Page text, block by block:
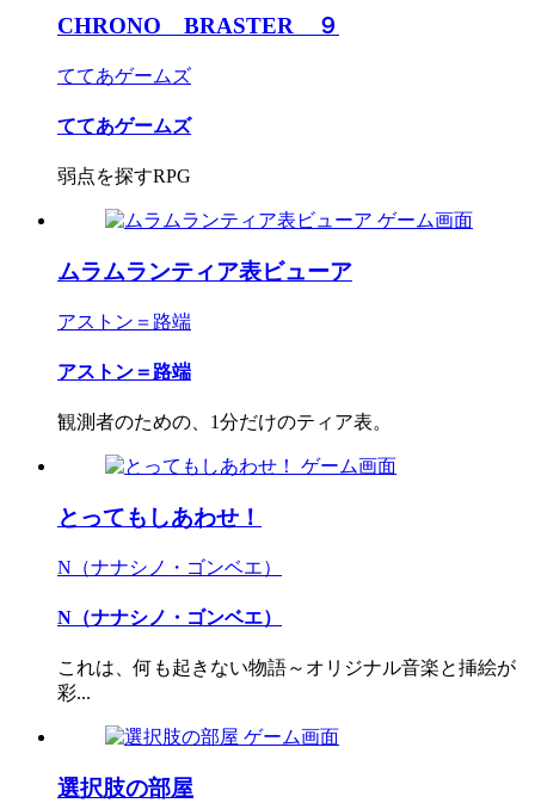
CHRONO BRASTER ９
ててあゲームズ
ててあゲームズ
弱点を探すRPG
ムラムランティア表ビューア
アストン＝路端
アストン＝路端
観測者のための、1分だけのティア表。
とってもしあわせ！
N（ナナシノ・ゴンベエ）
N（ナナシノ・ゴンベエ）
これは、何も起きない物語～オリジナル音楽と挿絵が
彩...
選択肢の部屋